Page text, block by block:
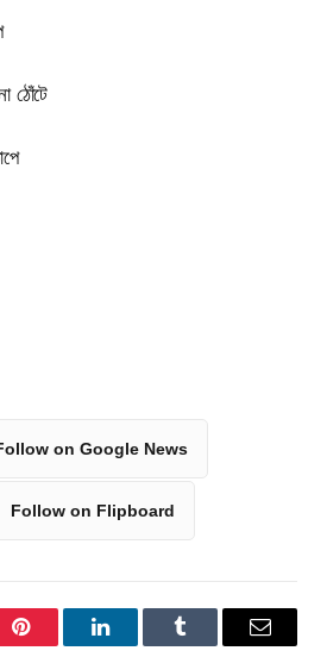
ঠোঁটে
on Google News
Follow on Flipboard
Pinterest LinkedInTumblr Email